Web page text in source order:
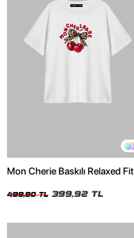
Mon Cherie Baskılı Relaxed Fit
499,90 TL 399,92 TL